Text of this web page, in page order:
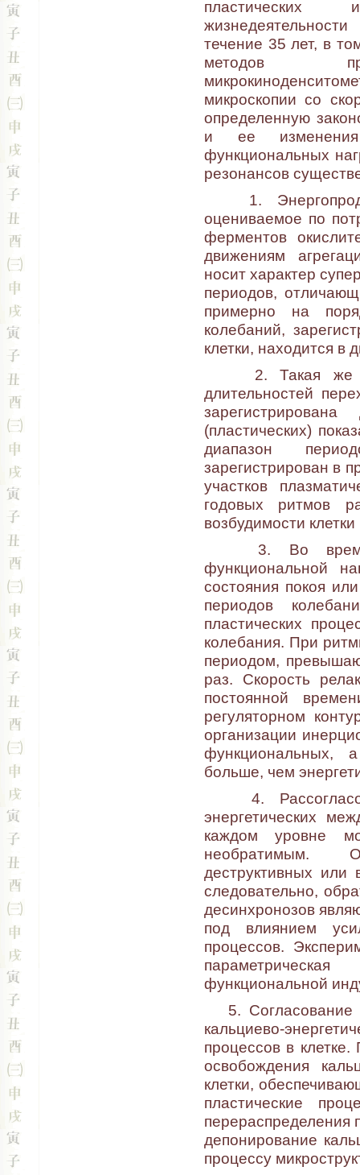
пластических
течение 35 лет, в
методов
микроскопии со
определенную
и ее изменения
функциональных
резонансов
1.
оцениваемое по
ферментов
движениям
носит характер
периодов,
примерно на
колебаний,
клетки, находится в
2. Такая же
длительностей
(пластических)
диапазон
зарегистрирован в
участков
годовых ритмов
возбудимости
3. Во время
функциональной
состояния покоя
периодов
пластических
колебания. При
периодом,
раз. Скорость
постоянной
регуляторном
организации
функциональных,
больше, чем
4.
энергетических
каждом уровне
необратимым.
деструктивных или
следовательно,
десинхронозов
под влиянием
процессов.
функциональной
5. Согласование
кальциево-
процессов в
освобождения
клетки,
пластические
перераспределения
депонирование
процессу